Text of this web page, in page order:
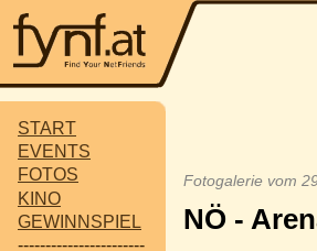
START
EVENTS
FOTOS
KINO
GEWINNSPIEL
-----------------------
Fotogalerie vom
NÖ -